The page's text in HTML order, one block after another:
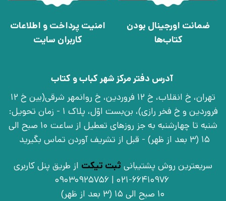
ضمانت اورجینال بودن
کتاب‌ها
امنیت پرداخت و اطلاعات
کاربران سایت
آدرس دفتر مرکز شهر کباب و کتاب
تهران، خ انقلاب، خ 12 فروردین، خ روانمهر شرقی(بین خ 12
فروردین و خ فخر رازی)، بن‌بست اوّل، پلاک 1 - زمان تحویل:
شنبه تا چهارشنبه به جز روزهای تعطیل از ساعت 10 صبح الی
15 (3 بعد از ظهر) - قبل از تشریف آوردن تماس بگیرید
سریعترین روش پشتیبانی ثبت تیکت از طریق پنل کاربری
021-66410976 | 09030925756
10 صبح الی 15 (3 بعد از ظهر)